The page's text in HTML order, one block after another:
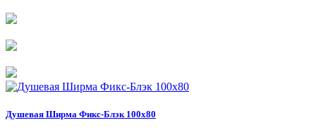
Душевая Ширма Фикс-Блэк 100х80